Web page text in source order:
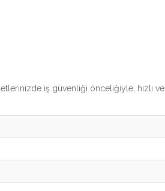
iş güvenliği önceliğiyle, hızlı ve